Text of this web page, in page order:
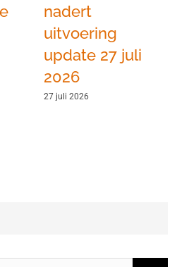
nadert
uitvoering
update 27 juli
2026
27 juli 2026